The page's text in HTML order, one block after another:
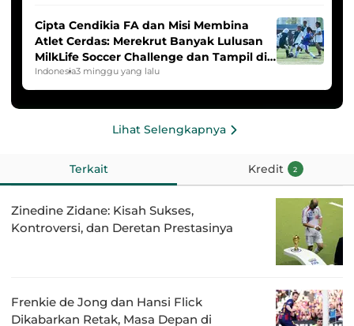
Cipta Cendikia FA dan Misi Membina
Atlet Cerdas: Merekrut Banyak Lulusan
MilkLife Soccer Challenge dan Tampil di
HYDROPLUS Soccer League
Indonesia3 minggu yang lalu
Lihat Selengkapnya
Terkait Kredit 2
Zinedine Zidane: Kisah Sukses,
Kontroversi, dan Deretan Prestasinya
Frenkie de Jong dan Hansi Flick
Dikabarkan Retak, Masa Depan di